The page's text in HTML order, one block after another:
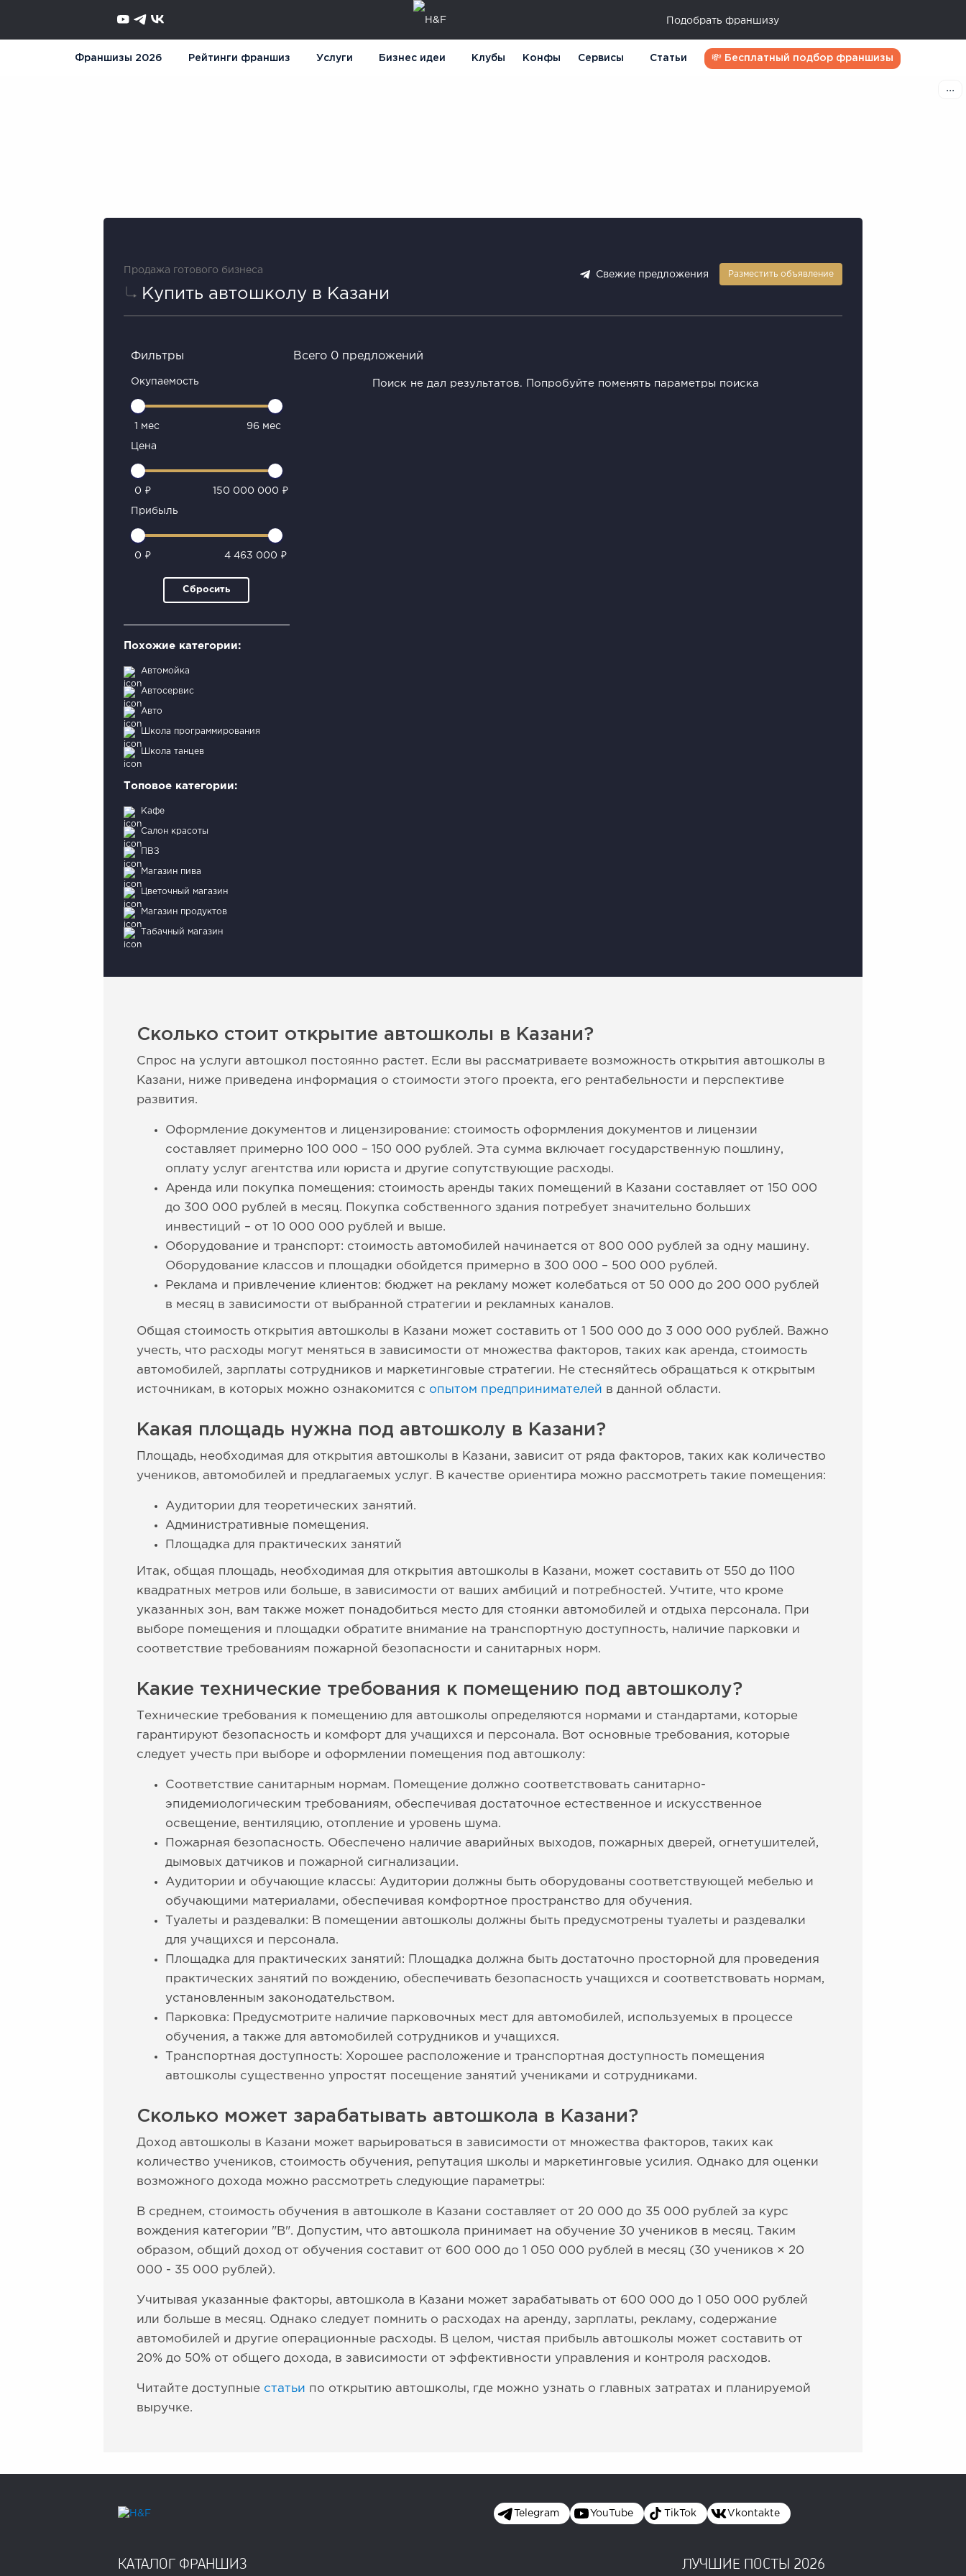
Подобрать франшизу
Франшизы 2026 Рейтинги франшиз Услуги Бизнес идеи Клубы Конфы Сервисы Статьи 💸 Бесплатный подбор франшизы
Продажа готового бизнеса
Купить автошколу в Казани
Свежие предложения Разместить объявление
Фильтры
Окупаемость
1 мес 96 мес
Цена
0 ₽ 150 000 000 ₽
Прибыль
0 ₽ 4 463 000 ₽
Сбросить
Похожие категории:
Автомойка
Автосервис
Авто
Школа программирования
Школа танцев
Топовое категории:
Кафе
Салон красоты
ПВЗ
Магазин пива
Цветочный магазин
Магазин продуктов
Табачный магазин
Всего 0 предложений
Поиск не дал результатов. Попробуйте поменять параметры поиска
Сколько стоит открытие автошколы в Казани?
Спрос на услуги автошкол постоянно растет. Если вы рассматриваете возможность открытия автошколы в
Казани, ниже приведена информация о стоимости этого проекта, его рентабельности и перспективе
развития.
Оформление документов и лицензирование: стоимость оформления документов и лицензии
составляет примерно 100 000 – 150 000 рублей. Эта сумма включает государственную пошлину,
оплату услуг агентства или юриста и другие сопутствующие расходы.
Аренда или покупка помещения: стоимость аренды таких помещений в Казани составляет от 150 000
до 300 000 рублей в месяц. Покупка собственного здания потребует значительно больших
инвестиций – от 10 000 000 рублей и выше.
Оборудование и транспорт: стоимость автомобилей начинается от 800 000 рублей за одну машину.
Оборудование классов и площадки обойдется примерно в 300 000 – 500 000 рублей.
Реклама и привлечение клиентов: бюджет на рекламу может колебаться от 50 000 до 200 000 рублей
в месяц в зависимости от выбранной стратегии и рекламных каналов.
Общая стоимость открытия автошколы в Казани может составить от 1 500 000 до 3 000 000 рублей. Важно
учесть, что расходы могут меняться в зависимости от множества факторов, таких как аренда, стоимость
автомобилей, зарплаты сотрудников и маркетинговые стратегии. Не стесняйтесь обращаться к открытым
источникам, в которых можно ознакомится с опытом предпринимателей в данной области.
Какая площадь нужна под автошколу в Казани?
Площадь, необходимая для открытия автошколы в Казани, зависит от ряда факторов, таких как количество
учеников, автомобилей и предлагаемых услуг. В качестве ориентира можно рассмотреть такие помещения:
Аудитории для теоретических занятий.
Административные помещения.
Площадка для практических занятий
Итак, общая площадь, необходимая для открытия автошколы в Казани, может составить от 550 до 1100
квадратных метров или больше, в зависимости от ваших амбиций и потребностей. Учтите, что кроме
указанных зон, вам также может понадобиться место для стоянки автомобилей и отдыха персонала. При
выборе помещения и площадки обратите внимание на транспортную доступность, наличие парковки и
соответствие требованиям пожарной безопасности и санитарных норм.
Какие технические требования к помещению под автошколу?
Технические требования к помещению для автошколы определяются нормами и стандартами, которые
гарантируют безопасность и комфорт для учащихся и персонала. Вот основные требования, которые
следует учесть при выборе и оформлении помещения под автошколу:
Соответствие санитарным нормам. Помещение должно соответствовать санитарно-
эпидемиологическим требованиям, обеспечивая достаточное естественное и искусственное
освещение, вентиляцию, отопление и уровень шума.
Пожарная безопасность. Обеспечено наличие аварийных выходов, пожарных дверей, огнетушителей,
дымовых датчиков и пожарной сигнализации.
Аудитории и обучающие классы: Аудитории должны быть оборудованы соответствующей мебелью и
обучающими материалами, обеспечивая комфортное пространство для обучения.
Туалеты и раздевалки: В помещении автошколы должны быть предусмотрены туалеты и раздевалки
для учащихся и персонала.
Площадка для практических занятий: Площадка должна быть достаточно просторной для проведения
практических занятий по вождению, обеспечивать безопасность учащихся и соответствовать нормам,
установленным законодательством.
Парковка: Предусмотрите наличие парковочных мест для автомобилей, используемых в процессе
обучения, а также для автомобилей сотрудников и учащихся.
Транспортная доступность: Хорошее расположение и транспортная доступность помещения
автошколы существенно упростят посещение занятий учениками и сотрудниками.
Сколько может зарабатывать автошкола в Казани?
Доход автошколы в Казани может варьироваться в зависимости от множества факторов, таких как
количество учеников, стоимость обучения, репутация школы и маркетинговые усилия. Однако для оценки
возможного дохода можно рассмотреть следующие параметры:
В среднем, стоимость обучения в автошколе в Казани составляет от 20 000 до 35 000 рублей за курс
вождения категории "В". Допустим, что автошкола принимает на обучение 30 учеников в месяц. Таким
образом, общий доход от обучения составит от 600 000 до 1 050 000 рублей в месяц (30 учеников × 20
000 - 35 000 рублей).
Учитывая указанные факторы, автошкола в Казани может зарабатывать от 600 000 до 1 050 000 рублей
или больше в месяц. Однако следует помнить о расходах на аренду, зарплаты, рекламу, содержание
автомобилей и другие операционные расходы. В целом, чистая прибыль автошколы может составить от
20% до 50% от общего дохода, в зависимости от эффективности управления и контроля расходов.
Читайте доступные статьи по открытию автошколы, где можно узнать о главных затратах и планируемой
выручке.
Telegram YouTube TikTok Vkontakte
КАТАЛОГ ФРАНШИЗ ЛУЧШИЕ ПОСТЫ 2026